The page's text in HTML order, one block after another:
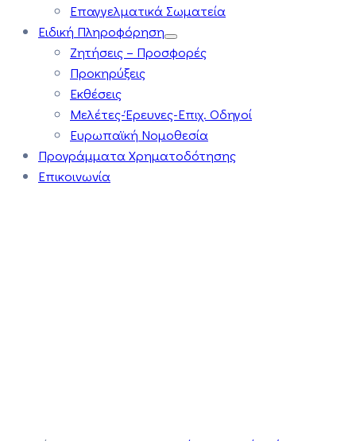
Επαγγελματικά Σωματεία
Ειδική Πληροφόρηση
Ζητήσεις – Προσφορές
Προκηρύξεις
Εκθέσεις
Μελέτες-Έρευνες-Επιχ. Οδηγοί
Ευρωπαϊκή Νομοθεσία
Προγράμματα Χρηματοδότησης
Επικοινωνία